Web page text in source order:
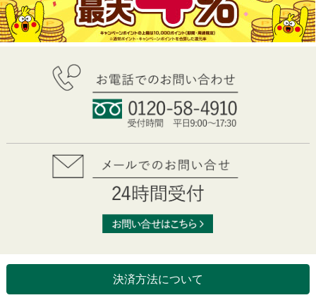
決済方法について